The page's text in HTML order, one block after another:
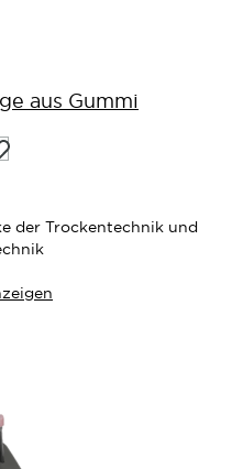
aus Gummi
der Trockentechnik und